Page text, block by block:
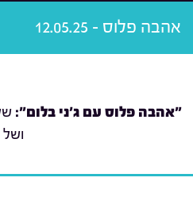
אהבה פלוס - 12.05.25
"אהבה פלוס עם ג'ני בלום":